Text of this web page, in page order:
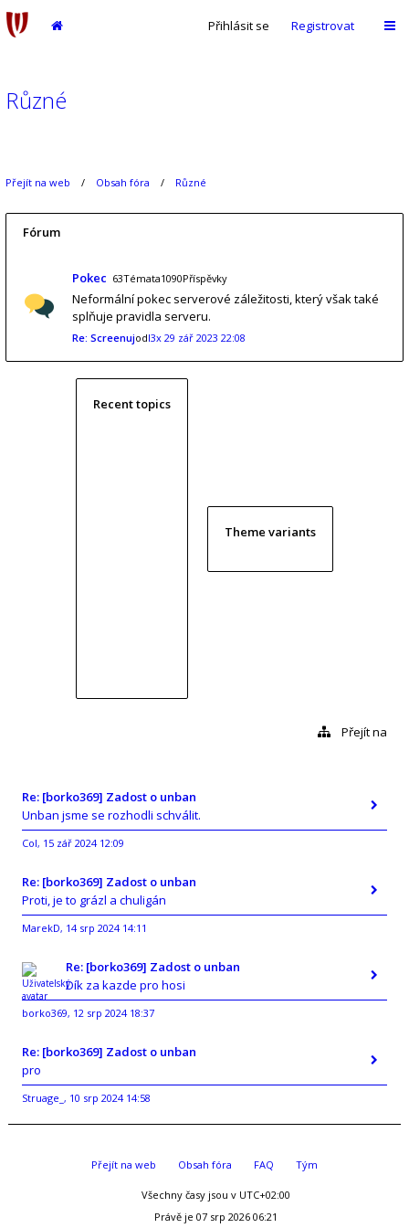
Přihlásit se Registrovat
Různé
Přejít na web Obsah fóra Různé
Fórum
Pokec 63Témata1090Příspěvky
Neformální pokec serverové záležitosti, který však také
splňuje pravidla serveru.
Re: Screenujodl3x 29 zář 2023 22:08
Recent topics
Theme variants
Přejít na
Re: [borko369] Zadost o unban
Unban jsme se rozhodli schválit.
Col, 15 zář 2024 12:09
Re: [borko369] Zadost o unban
Proti, je to grázl a chuligán
MarekD, 14 srp 2024 14:11
Re: [borko369] Zadost o unban
Dík za kazde pro hosi
borko369, 12 srp 2024 18:37
Re: [borko369] Zadost o unban
pro
Struage_ , 10 srp 2024 14:58
Přejít na web Obsah fóra FAQ Tým
Všechny časy jsou v UTC+02:00
Právě je 07 srp 2026 06:21